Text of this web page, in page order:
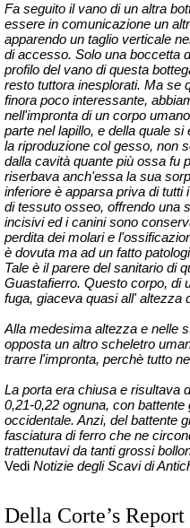
Fa seguito il vano diun altra
essere in comunicazione un
apparendo un taglio verticale
di accesso. Solo una boccetta
profilo del vano di questa
resto tuttora inesplorati. Ma se
finora poco interessante,
nell'impronta di un corpo
parte nel lapillo, e della quale
la riproduzione col gesso, non
dalla cavità quante più ossa fu
riserbava anch'essa la sua
inferiore è apparsa priva di tutti
di tessuto osseo, offrendo una
incisivi ed i canini sono
perdita dei molari e
è dovuta ma ad un fatto
Tale è il parere del sanitario di
Guastafierro. Questo corpo, di
fuga, giaceva quasi all' altezza
Alla medesima altezza e nelle
opposta un altro scheletro
trarre l'impronta, perchè tutto
La porta era chiusa e risultava
0,21-0,22 ognuna, con
occidentale. Anzi, del battente
fasciatura di ferro che ne
trattenutavi da tanti grossi
Vedi Notizie degli Scavi di
Della Corte’s Report